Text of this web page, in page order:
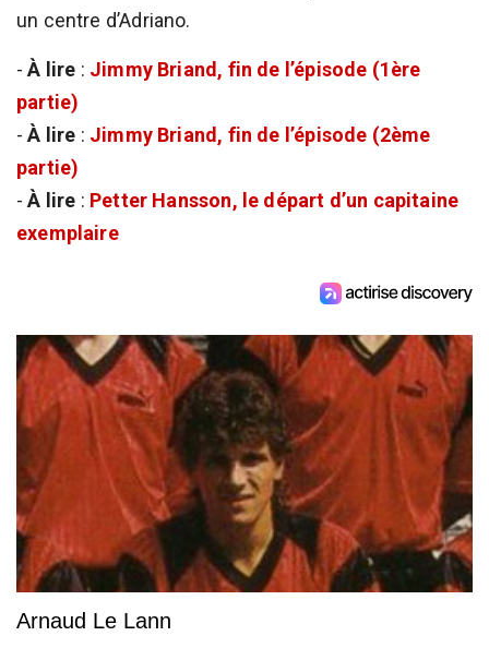
un centre d’Adriano.
-À lire : Jimmy Briand, fin de l’épisode (1ère
partie)
-À lire : Jimmy Briand, fin de l’épisode (2ème
partie)
-À lire : Petter Hansson, le départ d’un capitaine
exemplaire
Arnaud Le Lann